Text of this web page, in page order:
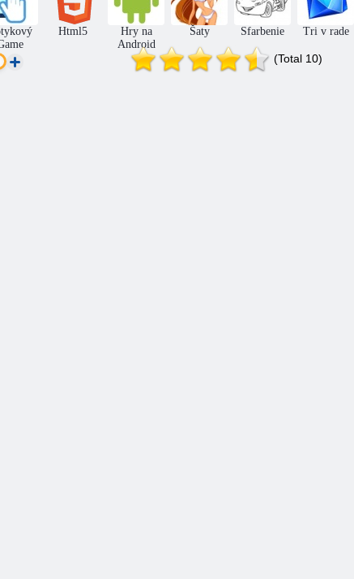
Bežiaci
dinosaurus
Beh Dino Dino bojovník
Html5
Hry na
Android
Šaty Sfarbenie Tri v rade
(Total 10)